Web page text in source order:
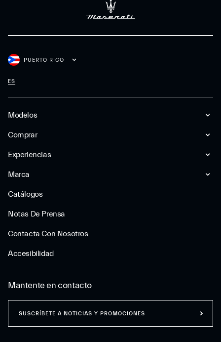
Modelos
Comprar
Experiencias
Marca
Catálogos
Notas De Prensa
Contacta Con Nosotros
Accesibilidad
PUERTO RICO
ES
Mantente en contacto
SUSCRÍBETE A NOTICIAS Y PROMOCIONES